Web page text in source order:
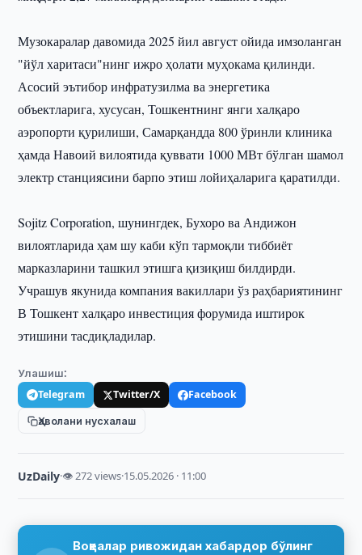
Музокаралар давомида 2025 йил август ойида имзоланган
"йўл харитаси"нинг ижро ҳолати муҳокама қилинди.
Асосий эътибор инфратузилма ва энергетика
объектларига, хусусан, Тошкентнинг янги халқаро
аэропорти қурилиши, Самарқандда 800 ўринли клиника
ҳамда Навоий вилоятида қуввати 1000 МВт бўлган шамол
электр станциясини барпо этиш лойиҳаларига қаратилди.
Sojitz Corporation, шунингдек, Бухоро ва Андижон
вилоятларида ҳам шу каби кўп тармоқли тиббиёт
марказларини ташкил этишга қизиқиш билдирди.
Учрашув якунида компания вакиллари ўз раҳбариятининг
В Тошкент халқаро инвестиция форумида иштирок
этишини тасдиқладилар.
Улашиш:
Telegram Twitter/X
Facebook
Ҳаволани нусхалаш
UzDaily·👁 272 views·15.05.2026 · 11:00
Воқеалар ривожидан хабардор бўлинг